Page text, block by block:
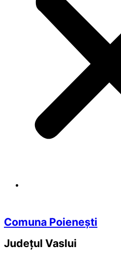
Comuna Poienești
Județul Vaslui